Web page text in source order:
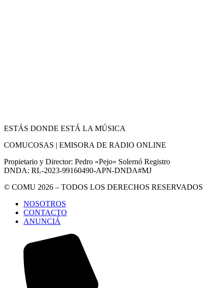
ESTÁS DONDE ESTÁ LA MÚSICA
COMUCOSAS | EMISORA DE RADIO ONLINE
Propietario y Director: Pedro «Pejo» Solernó Registro
DNDA: RL-2023-99160490-APN-DNDA#MJ
© COMU 2026 – TODOS LOS DERECHOS RESERVADOS
NOSOTROS
CONTACTO
ANUNCIÁ